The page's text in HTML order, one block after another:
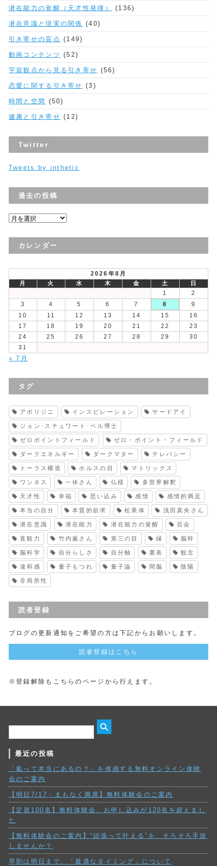
潜在能力の覚醒（天才性発揮） (136)
潜在意識と現実の関係 (40)
引き寄せの盲点 (149)
動画コンテンツ (52)
宇宙観点から見る引き寄せ (56)
恋愛に関する引き寄せ (3)
時間と空間 (50)
健康と引き寄せ (12)
Twitter
Tweets by inthetic
過去の投稿
過
の
カレンダー
2026年8月
月
火 水 木 金 土
日
1
2
3
4 5 6 7 8
9
10
11 12 13 14 15
16
17
18 19 20 21 22
23
24
25 26 27 28 29
30
31
« 7月
タグ
アボリジニ インスピレーション サードアイ
ジョン･スチュワート･ベル博士
ゼロポイントフィールド ゼロ・ポイント・フィールド
ダークエネルギー ダークマター テレパシー
トーラス構造 ホルスの目 マトリックス
ワンネス 一休さん 仏様 多世界解釈
天才性 幸福 思い込み 感情 感情的満足
本当の自分 本質的欲求 松果体 浅田真央さん
潜在意識 潜在能力 潜在能力の覚醒 百会
直観力 竹内薫さん 第三の目 縁 脳幹
脳科学 自分らしさ 自分軸 裏表 観念
違和感 量子もつれ 量子論 間脳 陰陽
非局所性
読者登録
ブログの更新通知をご希望の方は下記からお願いします。
読者登録はこちら
※登録解除もこちらのページから行えます。
最近の投稿
「氣って本当にあるの？」を体感する無料オンライン体験
会のご案内
【明日7/17・まもなく満席】無料体験会のご案内
【定員100名】無料体験会、お申し込みが120名を超えまし
た
【無料体験会のご案内】“頑張って叶える”を、そろそろ手放
しませんか？
早割は明日まで。「最適なタイミング」について